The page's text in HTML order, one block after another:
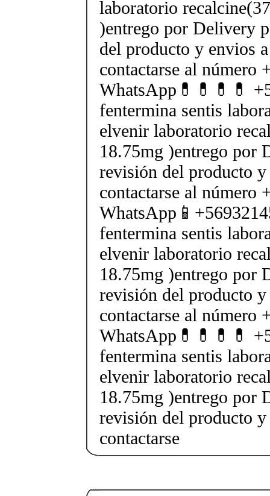
laboratorio
)entrego por Delivery
del producto y envios
contactarse al número
WhatsApp💊💊💊💊
fentermina sentis
elvenir laboratorio
18.75mg )entrego por
revisión del producto
contactarse al número
fentermina sentis
elvenir laboratorio
18.75mg )entrego por
revisión del producto
contactarse al número
WhatsApp💊💊💊💊
fentermina sentis
elvenir laboratorio
18.75mg )entrego por
revisión del producto
contactarse